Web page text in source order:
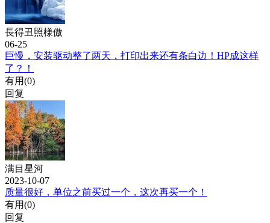
長得丑照様傲
06-25
巨慢，安装驱动整了两天，打印出来还有条白边！HP成这样
了？！
有用(0)
回复
满目星河
2023-10-07
质量很好，单位之前买过一个，这次再买一个！
有用(0)
回复